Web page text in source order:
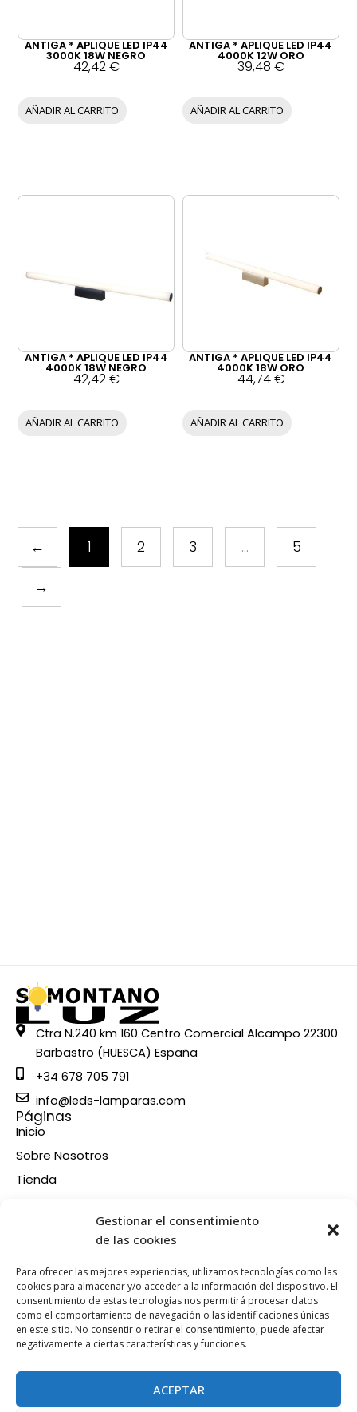
Gestionar el consentimiento
de las cookies
Para ofrecer las mejores experiencias, utilizamos tecnologías como las
cookies para almacenar y/o acceder a la información del dispositivo. El
consentimiento de estas tecnologías nos permitirá procesar datos
como el comportamiento de navegación o las identificaciones únicas
en este sitio. No consentir o retirar el consentimiento, puede afectar
negativamente a ciertas características y funciones.
ACEPTAR
ANTIGA * APLIQUE LED IP44
3000K 18W NEGRO
42,42€
AÑADIR AL CARRITO
ANTIGA * APLIQUE LED IP44
4000K 12W ORO
39,48 €
AÑADIR AL CARRITO
ANTIGA * APLIQUE LED IP44
4000K 18W NEGRO
42,42€
AÑADIR AL CARRITO
ANTIGA * APLIQUE LED IP44
4000K 18W ORO
44,74€
AÑADIR AL CARRITO
← 1 2 3 …
5
→
Ctra N.240 km 160 Centro Comercial Alcampo 22300
Barbastro (HUESCA) España
+34 678 705 791
info@leds-lamparas.com
Páginas
Inicio
Sobre Nosotros
Tienda
Información
Condiciones de compra
Política de devoluciones y reembolsos
Política de cookies
Síganos en nuestras RRSS
a - i n